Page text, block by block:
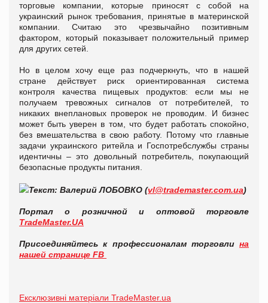
торговые компании, которые приносят с собой на
украинский рынок требования, принятые в материнской
компании. Считаю это чрезвычайно позитивным
фактором, который показывает положительный пример
для других сетей.
Но в целом хочу еще раз подчеркнуть, что в нашей
стране действует риск ориентированная система
контроля качества пищевых продуктов: если мы не
получаем тревожных сигналов от потребителей, то
никаких внеплановых проверок не проводим. И бизнес
может быть уверен в том, что будет работать спокойно,
без вмешательства в свою работу. Потому что главные
задачи украинского ритейла и Госпотребслужбы страны
идентичны – это довольный потребитель, покупающий
безопасные продукты питания.
Текст: Валерий ЛОБОВКО (vl@trademaster.com.ua)
Портал о розничной и оптовой торговле
TradeMaster.UA
Присоединяйтесь к профессионалам торговли на
нашей странице FB
Ексклюзивні матеріали TradeMaster.ua